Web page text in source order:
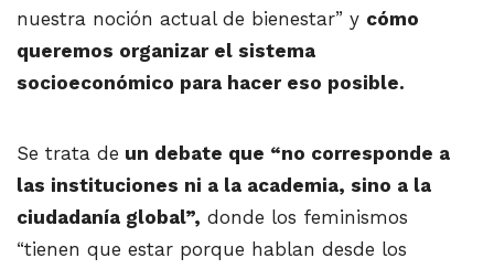
nuestra noción actual de bienestar” y cómo
queremos organizar el sistema
socioeconómico para hacer eso posible.
Se trata de un debate que “no corresponde a
las instituciones ni a la academia, sino a la
ciudadanía global”, donde los feminismos
“tienen que estar porque hablan desde los